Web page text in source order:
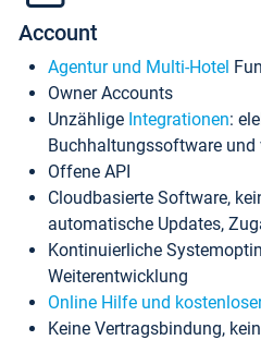
Account
Agentur und Multi-Hotel
Owner Accounts
Unzählige Integrationen:
Buchhaltungssoftware und
Offene API
Cloudbasierte Software,
automatische Updates,
Kontinuierliche
Weiterentwicklung
Online Hilfe und
Keine Vertragsbindung,